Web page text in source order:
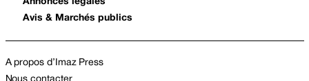
Avis & Marchés publics
A propos d’Imaz Press